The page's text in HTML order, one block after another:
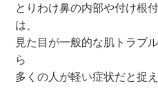
とりわけ鼻の内部や付け根
は、
見た目が一般的な肌トラブ
ら
多くの人が軽い症状だと捉